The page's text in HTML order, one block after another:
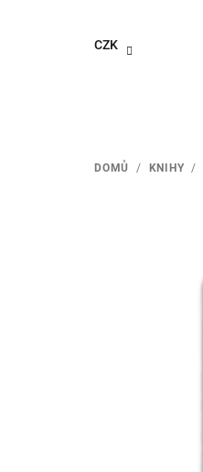
CZK
DOMŮ / KNIHY /